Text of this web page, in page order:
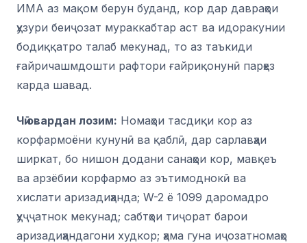
ИМА аз мақом берун буданд, кор дар давраҳои
ҳузури беиҷозат мураккабтар аст ва идоракунии
бодиққатро талаб мекунад, то аз таъкиди
ғайричашмдошти рафтори ғайриқонунӣ парҳез
карда шавад.
Чӣ овардан лозим: Номаҳои тасдиқи кор аз
корфармоёни кунунӣ ва қаблӣ, дар сарлавҳаи
ширкат, бо нишон додани санаҳои кор, мавқеъ
ва арзёбии корфармо аз эътимоднокӣ ва
хислати аризадиҳанда; W-2 ё 1099 даромадро
ҳуҷҷатнок мекунад; сабтҳои тиҷорат барои
аризадиҳандагони худкор; ҳама гуна иҷозатномаҳо